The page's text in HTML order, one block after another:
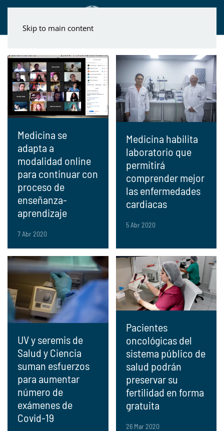
Skip to main content
Medicina se
adapta a
modalidad online
para continuar con
proceso de
enseñanza-
aprendizaje
7 Abr 2020
Medicina habilita
laboratorio que
permitirá
comprender mejor
las enfermedades
cardiacas
5 Abr 2020
UV y seremis de
Salud y Ciencia
suman esfuerzos
para aumentar
número de
exámenes de
Covid-19
Pacientes
oncológicas del
sistema público de
salud podrán
preservar su
fertilidad en forma
gratuita
26 Mar 2020